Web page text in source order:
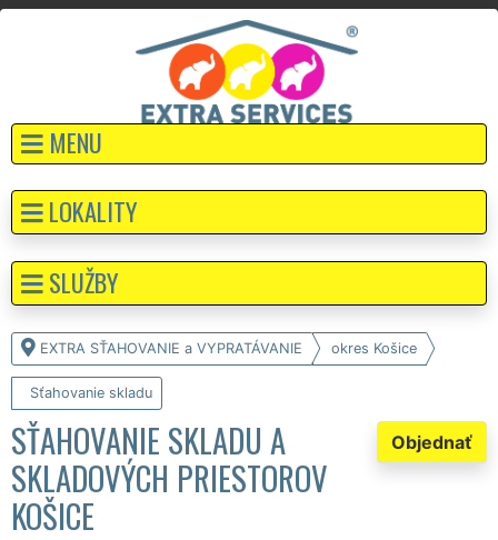
MENU
EXTRA SŤAHOVANIE a VYPRATÁVANIE okres Košice
Sťahovanie skladu
Objednať
SŤAHOVANIE SKLADU A
SKLADOVÝCH PRIESTOROV
KOŠICE
LOKALITY
SLUŽBY